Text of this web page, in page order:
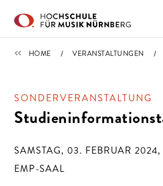
TERMINE
HOME VERANSTALTUNGEN
SONDERVERANSTALTUNG
SAMSTAG, 03. FEBRUAR
EMP-SAAL